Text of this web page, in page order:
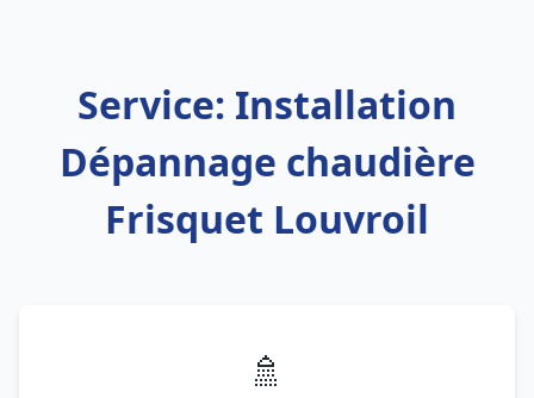
Service: Installation
Dépannage chaudière
Frisquet Louvroil
🚿